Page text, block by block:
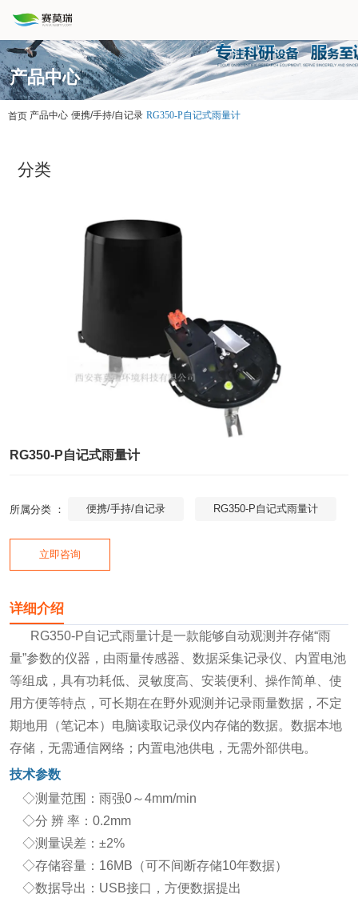
产品中心
首页 产品中心 便携/手持/自记录 RG350-P自记式雨量计
分类
RG350-P自记式雨量计
所属分类 ： 便携/手持/自记录 RG350-P自记式雨量计
立即咨询
详细介绍
RG350-P自记式雨量计是一款能够自动观测并存储“雨
量”参数的仪器，由雨量传感器、数据采集记录仪、内置电池
等组成，具有功耗低、灵敏度高、安装便利、操作简单、使
用方便等特点，可长期在在野外观测并记录雨量数据，不定
期地用（笔记本）电脑读取记录仪内存储的数据。数据本地
存储，无需通信网络；内置电池供电，无需外部供电。
技术参数
◇测量范围：雨强0～4mm/min
◇分 辨 率：0.2mm
◇测量误差：±2%
◇存储容量：16MB（可不间断存储10年数据）
◇数据导出：USB接口，方便数据提出